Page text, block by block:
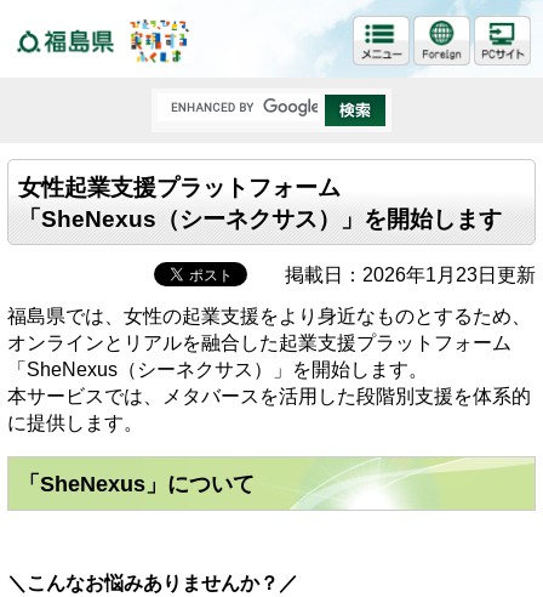
女性起業支援プラットフォーム
「SheNexus（シーネクサス）」を開始します
掲載日：2026年1月23日更新
福島県では、女性の起業支援をより身近なものとするため、
オンラインとリアルを融合した起業支援プラットフォーム
「SheNexus（シーネクサス）」を開始します。
本サービスでは、メタバースを活用した段階別支援を体系的
に提供します。
「SheNexus」について
＼こんなお悩みありませんか？／